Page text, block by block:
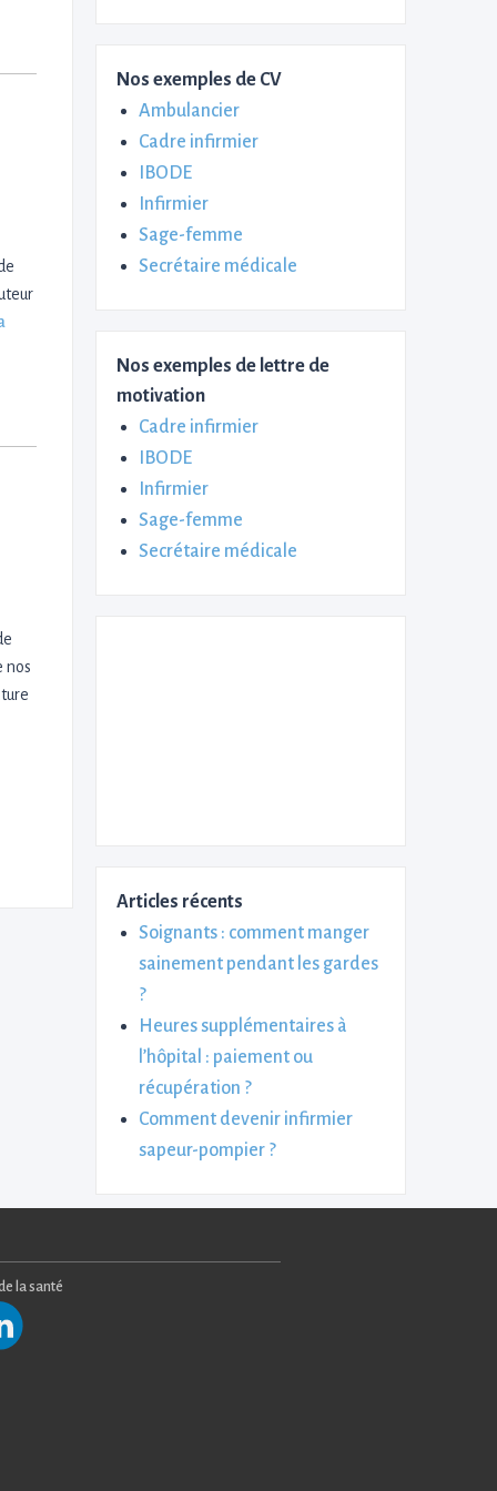
nos
Nos exemples de CV
Ambulancier
Cadre infirmier
IBODE
Infirmier
Sage-femme
Secrétaire médicale
Nos exemples de lettre de
motivation
Cadre infirmier
IBODE
Infirmier
Sage-femme
Secrétaire médicale
Articles récents
Soignants : comment manger
sainement pendant les gardes
?
Heures supplémentaires à
l’hôpital : paiement ou
récupération ?
Comment devenir infirmier
sapeur-pompier ?
la santé